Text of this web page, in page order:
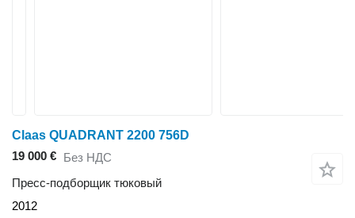
Claas QUADRANT 2200 756D
19 000 € Без НДС
Пресс-подборщик тюковый
2012